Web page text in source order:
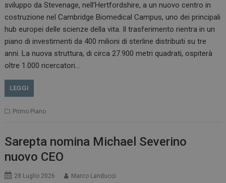
sviluppo da Stevenage, nell’Hertfordshire, a un nuovo centro in
costruzione nel Cambridge Biomedical Campus, uno dei principali
hub europei delle scienze della vita. Il trasferimento rientra in un
piano di investimenti da 400 milioni di sterline distribuiti su tre
anni. La nuova struttura, di circa 27.900 metri quadrati, ospiterà
oltre 1.000 ricercatori…
LEGGI
Primo Piano
Sarepta nomina Michael Severino
nuovo CEO
28 Luglio 2026 Marco Landucci